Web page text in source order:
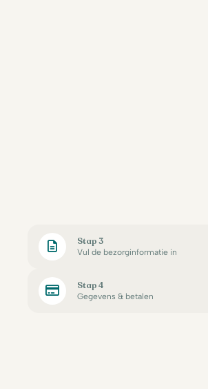
Stap 3
Vul de bezorginformatie in
Stap 4
Gegevens & betalen